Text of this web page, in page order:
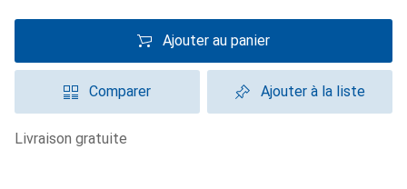
Ajouter au panier
Comparer Ajouter à la liste
livraison gratuite